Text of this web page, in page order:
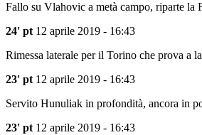
Fallo su Vlahovic a metà campo, riparte la
24' pt 12 aprile 2019 - 16:43
Rimessa laterale per il Torino che prova a
23' pt 12 aprile 2019 - 16:43
Servito Hunuliak in profondità, ancora in
23' pt 12 aprile 2019 - 16:43